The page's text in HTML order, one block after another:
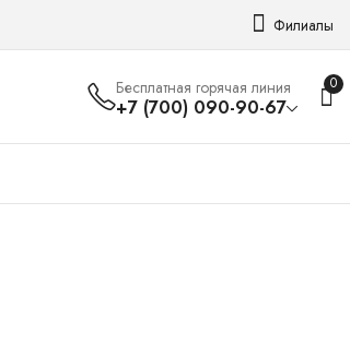
Филиалы
Бесплатная горячая линия
+7 (700) 090-90-67
0